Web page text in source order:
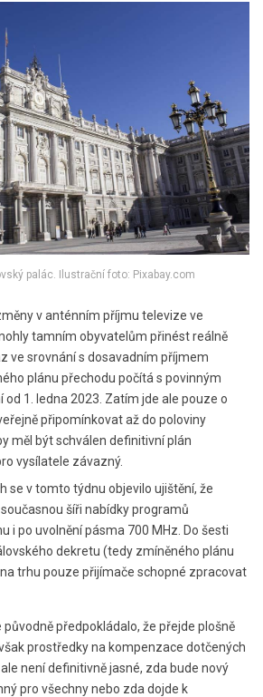
palác. Ilustrační foto: Pixabay.com
v anténním příjmu televize ve
tamním obyvatelům přinést reálně
ve srovnání s dosavadním příjmem
plánu přechodu počítá s povinným
od 1. ledna 2023. Zatím jde ale pouze o
připomínkovat až do poloviny
měl být schválen definitivní plán
vysílatele závazný.
se v tomto týdnu objevilo ujištění, že
šíři nabídky programů
i po uvolnění pásma 700 MHz. Do šesti
dekretu (tedy zmíněného plánu
trhu pouze přijímače schopné zpracovat
původně předpokládalo, že přejde plošně
prostředky na kompenzace dotčených
není definitivně jasné, zda bude nový
pro všechny nebo zda dojde k